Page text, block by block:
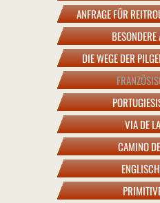
ANFRAGE FÜR
BESONDERE
DIE WEGE DER
VIA DE
CAMINO